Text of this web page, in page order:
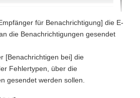
für Benachrichtigung] die E-
die Benachrichtigungen gesendet
[Benachrichtigen bei] die
Fehlertypen, über die
gesendet werden sollen.